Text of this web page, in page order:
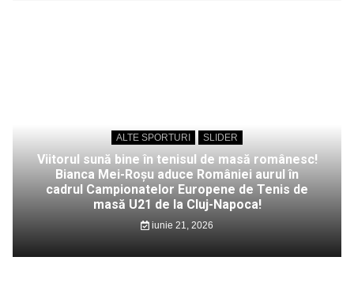
ALTE SPORTURI SLIDER
Viitorul sună bine în tenisul de masă românesc!
Bianca Mei-Roșu aduce României aurul în
cadrul Campionatelor Europene de Tenis de
masă U21 de la Cluj-Napoca!
iunie 21, 2026